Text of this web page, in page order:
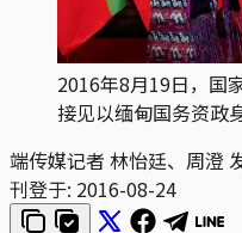
2016年8月19日，国
接见以缅甸国务资政
端传媒记者 林怡廷、周澄
刊登于: 2016-08-24